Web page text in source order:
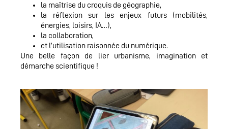
la maîtrise du croquis de géographie,
la réflexion sur les enjeux futurs (mobilités,
énergies, loisirs, IA…),
la collaboration,
et l’utilisation raisonnée du numérique.
Une belle façon de lier urbanisme, imagination et
démarche scientifique !